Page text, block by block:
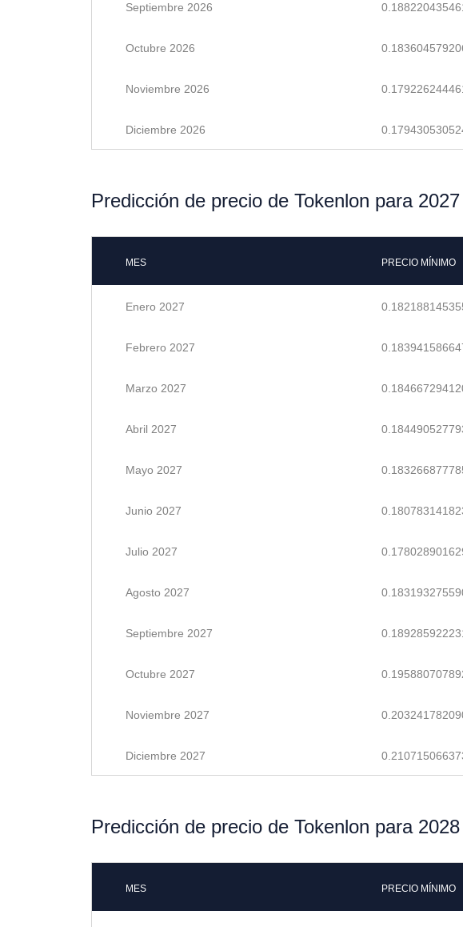
Septiembre 2026
Octubre 2026
Noviembre 2026
Diciembre 2026
Predicción de precio de Tokenlon para 2027
MES PRECIO MÍNIMO
Enero 2027
Febrero 2027
Marzo 2027
Abril 2027
Mayo 2027
Junio 2027
Julio 2027
Agosto 2027
Septiembre 2027
Octubre 2027
Noviembre 2027
Diciembre 2027
Predicción de precio de Tokenlon para 2028
MES PRECIO MÍNIMO